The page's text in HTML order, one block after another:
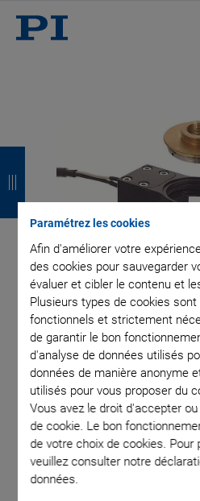
Paramétrez les cookies
Afin d'améliorer votre
des cookies pour sauvegarder
évaluer et cibler le contenu et
Plusieurs types de cookies
fonctionnels et strictement
de garantir le bon
d'analyse de données utilisés
données de manière anonyme
utilisés pour vous proposer du
Vous avez le droit d'accepter
de cookie. Le bon
de votre choix de cookies. Pour
veuillez consulter notre
données.
that a
decimal
t
o
u
r
t
o
u
r
t
o
u
r
t
o
u
r